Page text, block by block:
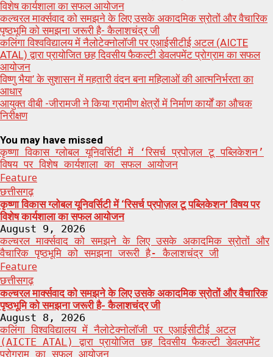
विशेष कार्यशाला का सफल आयोजन
कल्चरल मार्क्सवाद को समझने के लिए उसके अकादमिक स्रोतों और वैचारिक
पृष्ठभूमि को समझना जरूरी है- कैलाशचंद्र जी
कलिंगा विश्वविद्यालय में नैलोटेक्नोलॉजी पर एआईसीटीई अटल (AICTE
ATAL) द्वारा प्रायोजित छह दिवसीय फैकल्टी डेवलपमेंट प्रोग्राम का सफल
आयोजन
विष्णु भैया’ के सुशासन में महतारी वंदन बना महिलाओं की आत्मनिर्भरता का
आधार
आयुक्त वीबी -जीरामजी ने किया ग्रामीण क्षेत्रों में निर्माण कार्यों का औचक
निरीक्षण
You may have missed
कृष्णा विकास ग्लोबल यूनिवर्सिटी में ‘रिसर्च प्रपोज़ल टू पब्लिकेशन’
विषय पर विशेष कार्यशाला का सफल आयोजन
Feature
छत्तीसगढ़
कृष्णा विकास ग्लोबल यूनिवर्सिटी में ‘रिसर्च प्रपोज़ल टू पब्लिकेशन’ विषय पर
विशेष कार्यशाला का सफल आयोजन
August 9, 2026
कल्चरल मार्क्सवाद को समझने के लिए उसके अकादमिक स्रोतों और
वैचारिक पृष्ठभूमि को समझना जरूरी है- कैलाशचंद्र जी
Feature
छत्तीसगढ़
कल्चरल मार्क्सवाद को समझने के लिए उसके अकादमिक स्रोतों और वैचारिक
पृष्ठभूमि को समझना जरूरी है- कैलाशचंद्र जी
August 8, 2026
कलिंगा विश्वविद्यालय में नैलोटेक्नोलॉजी पर एआईसीटीई अटल
(AICTE ATAL) द्वारा प्रायोजित छह दिवसीय फैकल्टी डेवलपमेंट
प्रोग्राम का सफल आयोजन